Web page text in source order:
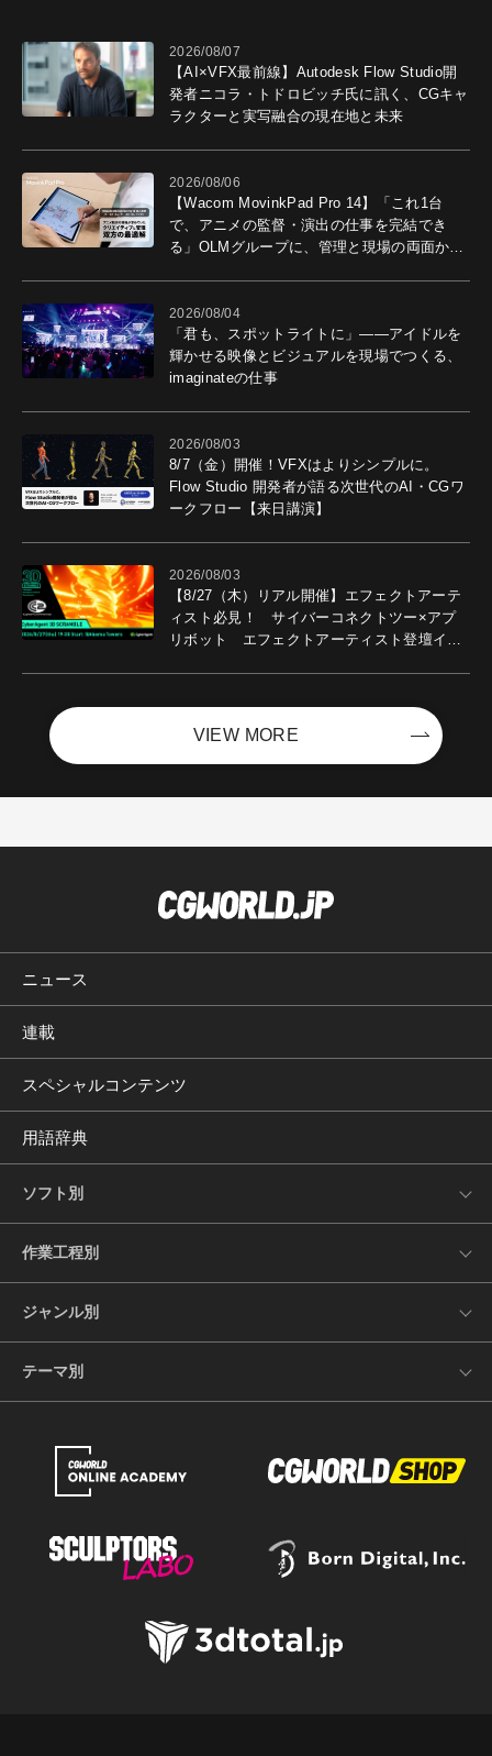
2026/08/07
【AI×VFX最前線】Autodesk Flow Studio開
発者ニコラ・トドロビッチ氏に訊く、CGキャ
ラクターと実写融合の現在地と未来
2026/08/06
【Wacom MovinkPad Pro 14】「これ1台
で、アニメの監督・演出の仕事を完結でき
る」OLMグループに、管理と現場の両面から
2026/08/04
「君も、スポットライトに」――アイドルを
輝かせる映像とビジュアルを現場でつくる、
imaginateの仕事
2026/08/03
8/7（金）開催！VFXはよりシンプルに。
Flow Studio 開発者が語る次世代のAI・CGワ
ークフロー【来日講演】
2026/08/03
【8/27（木）リアル開催】エフェクトアーテ
ィスト必見！ サイバーコネクトツー×アプ
リボット エフェクトアーティスト登壇イベ
VIEW MORE
ニュース
連載
スペシャルコンテンツ
用語辞典
ソフト別
作業工程別
ジャンル別
テーマ別